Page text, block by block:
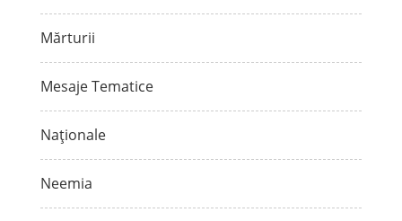
Mărturii
Mesaje Tematice
Naționale
Neemia